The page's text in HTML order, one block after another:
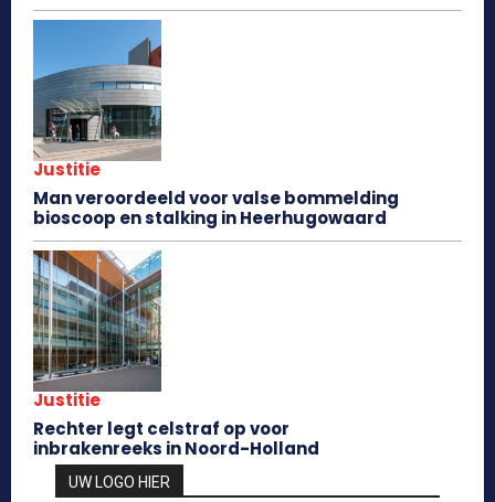
Justitie
Man veroordeeld voor valse bommelding
bioscoop en stalking in Heerhugowaard
Justitie
Rechter legt celstraf op voor
inbrakenreeks in Noord-Holland
UW LOGO HIER